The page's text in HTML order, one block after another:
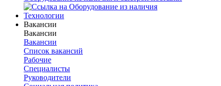
Технологии
Вакансии
Вакансии
Вакансии
Список вакансий
Рабочие
Специалисты
Руководители